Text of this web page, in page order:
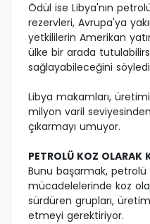
Ödül ise Libya'nın
rezervleri, Avrupa'ya
yetkililerin Amerikan
ülke bir arada
sağlayabileceğini
Libya makamları,
milyon varil
çıkarmayı umuyor.
PETROLÜ KOZ OLARAK
Bunu başarmak,
mücadelelerinde koz
sürdüren grupları,
etmeyi gerektiriyor.